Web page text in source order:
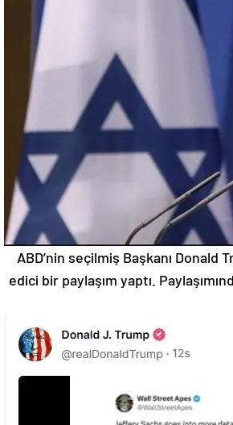
ABD’nin seçilmiş Başkanı
edici bir paylaşım yaptı.